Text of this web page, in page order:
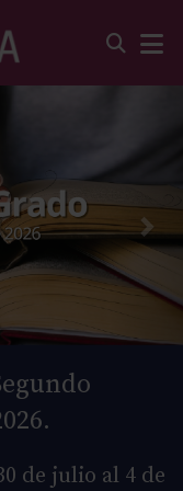
de julio al 4 de